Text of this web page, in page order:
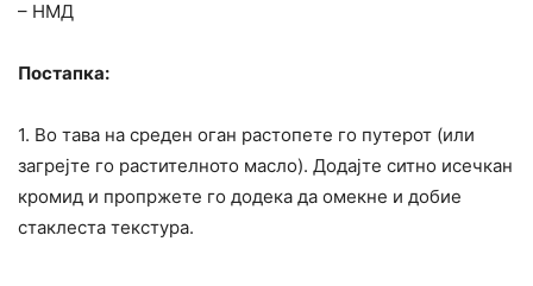
– НМД
Постапка:
1. Во тава на среден оган растопете го путерот (или
загрејте го растителното масло). Додајте ситно исечкан
кромид и пропржете го додека да омекне и добие
стаклеста текстура.